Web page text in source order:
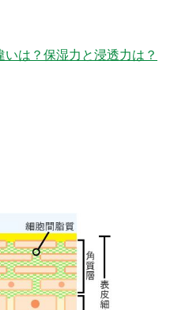
は？保湿力と浸透力は？